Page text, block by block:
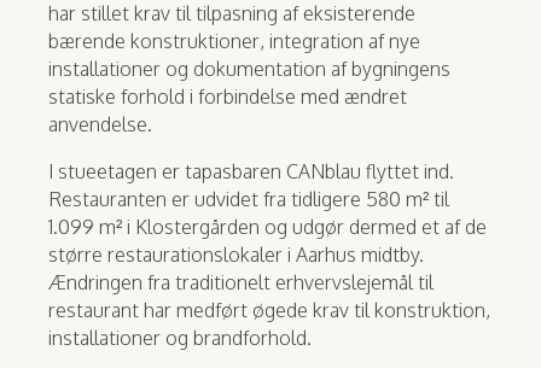
har stillet krav til tilpasning af eksisterende
bærende konstruktioner, integration af nye
installationer og dokumentation af bygningens
statiske forhold i forbindelse med ændret
anvendelse.
I stueetagen er tapasbaren CANblau flyttet ind.
Restauranten er udvidet fra tidligere 580 m² til
1.099 m² i Klostergården og udgør dermed et af de
større restaurationslokaler i Aarhus midtby.
Ændringen fra traditionelt erhvervslejemål til
restaurant har medført øgede krav til konstruktion,
installationer og brandforhold.